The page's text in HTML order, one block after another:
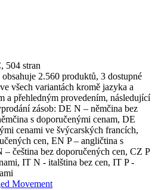
504 stran
2.560 produktů, 3 dostupné
všech variantách kromě jazyka a
a přehledným provedením, následující
zásob: DE N – němčina bez
s doporučenými cenam, DE
cenami ve švýcarských francích,
cen, EN P – angličtina s
čeština bez doporučených cen, CZ P
IT N - italština bez cen, IT P -
Movement